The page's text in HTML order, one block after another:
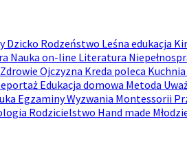
Dzicko Rodzeństwo Leśna edukacja
Nauka on-line Literatura
Zdrowie Ojczyzna Kreda poleca Kuchnia
Edukacja domowa Metoda
EgzaminyWyzwania Montessorii
Rodzicielstwo Hand made